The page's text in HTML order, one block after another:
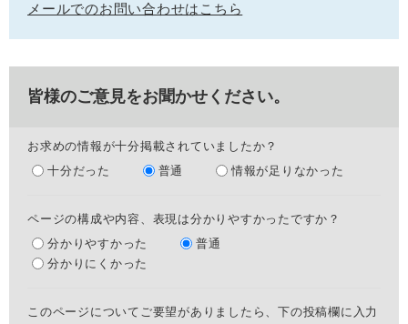
メールでのお問い合わせはこちら
皆様のご意見をお聞かせください。
お求めの情報が十分掲載されていましたか？
十分だった
普通 情報が足りなかった
ページの構成や内容、表現は分かりやすかったですか？
分かりやすかった
普通
分かりにくかった
このページについてご要望がありましたら、下の投稿欄に入力